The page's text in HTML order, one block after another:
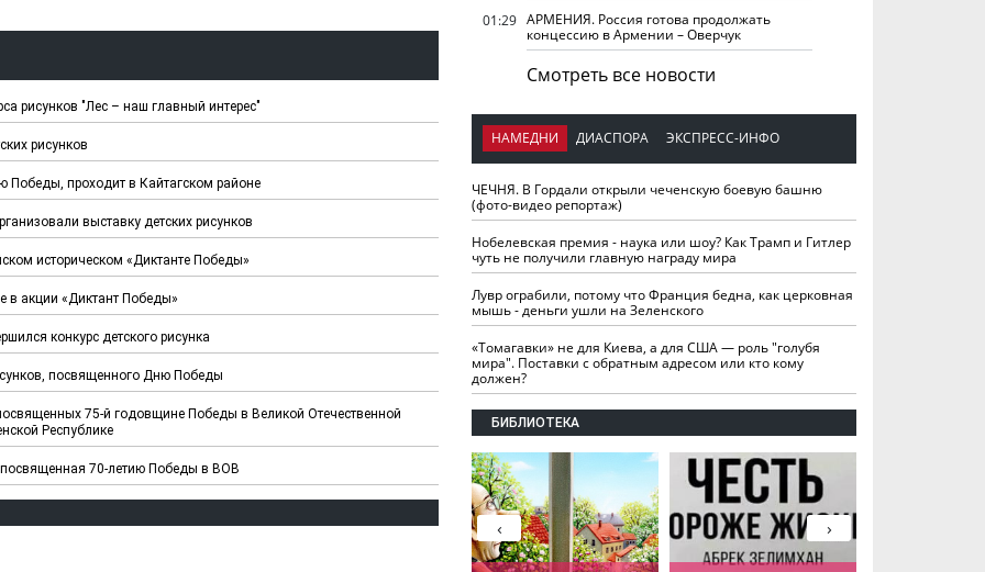
рисунков "Лес – наш главный интерес"
рисунков
проходит в Кайтагском районе
выставку детских рисунков
историческом «Диктанте Победы»
в акции «Диктант Победы»
конкурс детского рисунка
посвященного Дню Победы
75-й годовщине Победы в Великой Отечественной
Республике
посвященная 70-летию Победы в ВОВ
01:29 АРМЕНИЯ. Россия готова продолжать
концессию в Армении – Оверчук
Смотреть все новости
НАМЕДНИ ДИАСПОРА ЭКСПРЕСС-ИНФО
ЧЕЧНЯ. В Гордали открыли чеченскую боевую башню
(фото-видео репортаж)
Нобелевская премия - наука или шоу? Как Трамп и Гитлер
чуть не получили главную награду мира
Лувр ограбили, потому что Франция бедна, как церковная
мышь - деньги ушли на Зеленского
«Томагавки» не для Киева, а для США — роль "голубя
мира". Поставки с обратным адресом или кто кому
должен?
БИБЛИОТЕКА
›
‹